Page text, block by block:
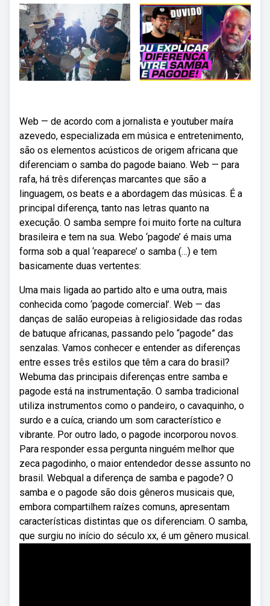
Web — de acordo com a jornalista e youtuber maíra
azevedo, especializada em música e entretenimento,
são os elementos acústicos de origem africana que
diferenciam o samba do pagode baiano. Web — para
rafa, há três diferenças marcantes que são a
linguagem, os beats e a abordagem das músicas. É a
principal diferença, tanto nas letras quanto na
execução. O samba sempre foi muito forte na cultura
brasileira e tem na sua. Webo ‘pagode’ é mais uma
forma sob a qual ‘reaparece’ o samba (…) e tem
basicamente duas vertentes:
Uma mais ligada ao partido alto e uma outra, mais
conhecida como ‘pagode comercial’. Web — das
danças de salão europeias à religiosidade das rodas
de batuque africanas, passando pelo “pagode” das
senzalas. Vamos conhecer e entender as diferenças
entre esses três estilos que têm a cara do brasil?
Webuma das principais diferenças entre samba e
pagode está na instrumentação. O samba tradicional
utiliza instrumentos como o pandeiro, o cavaquinho, o
surdo e a cuíca, criando um som característico e
vibrante. Por outro lado, o pagode incorporou novos.
Para responder essa pergunta ninguém melhor que
zeca pagodinho, o maior entendedor desse assunto no
brasil. Webqual a diferença de samba e pagode? O
samba e o pagode são dois gêneros musicais que,
embora compartilhem raízes comuns, apresentam
características distintas que os diferenciam. O samba,
que surgiu no início do século xx, é um gênero musical.